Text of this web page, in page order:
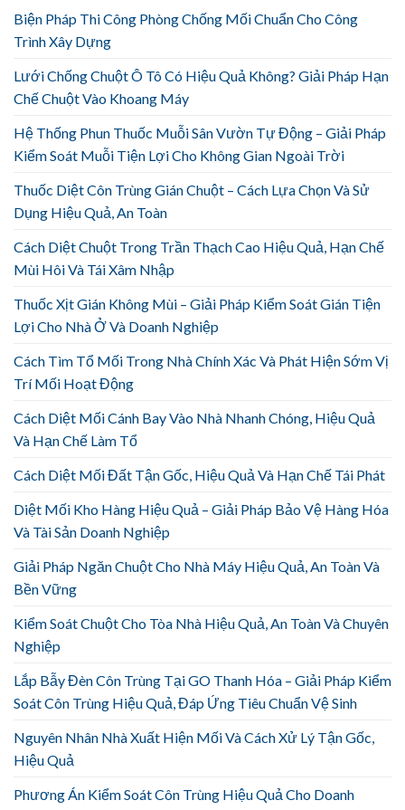
Biện Pháp Thi Công Phòng Chống Mối Chuẩn Cho Công
Trình Xây Dựng
Lưới Chống Chuột Ô Tô Có Hiệu Quả Không? Giải Pháp Hạn
Chế Chuột Vào Khoang Máy
Hệ Thống Phun Thuốc Muỗi Sân Vườn Tự Động – Giải Pháp
Kiểm Soát Muỗi Tiện Lợi Cho Không Gian Ngoài Trời
Thuốc Diệt Côn Trùng Gián Chuột – Cách Lựa Chọn Và Sử
Dụng Hiệu Quả, An Toàn
Cách Diệt Chuột Trong Trần Thạch Cao Hiệu Quả, Hạn Chế
Mùi Hôi Và Tái Xâm Nhập
Thuốc Xịt Gián Không Mùi – Giải Pháp Kiểm Soát Gián Tiện
Lợi Cho Nhà Ở Và Doanh Nghiệp
Cách Tìm Tổ Mối Trong Nhà Chính Xác Và Phát Hiện Sớm Vị
Trí Mối Hoạt Động
Cách Diệt Mối Cánh Bay Vào Nhà Nhanh Chóng, Hiệu Quả
Và Hạn Chế Làm Tổ
Cách Diệt Mối Đất Tận Gốc, Hiệu Quả Và Hạn Chế Tái Phát
Diệt Mối Kho Hàng Hiệu Quả – Giải Pháp Bảo Vệ Hàng Hóa
Và Tài Sản Doanh Nghiệp
Giải Pháp Ngăn Chuột Cho Nhà Máy Hiệu Quả, An Toàn Và
Bền Vững
Kiểm Soát Chuột Cho Tòa Nhà Hiệu Quả, An Toàn Và Chuyên
Nghiệp
Lắp Bẫy Đèn Côn Trùng Tại GO Thanh Hóa – Giải Pháp Kiểm
Soát Côn Trùng Hiệu Quả, Đáp Ứng Tiêu Chuẩn Vệ Sinh
Nguyên Nhân Nhà Xuất Hiện Mối Và Cách Xử Lý Tận Gốc,
Hiệu Quả
Phương Án Kiểm Soát Côn Trùng Hiệu Quả Cho Doanh